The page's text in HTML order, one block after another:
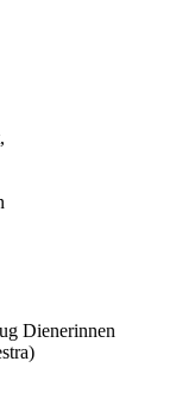
Dienerinnen